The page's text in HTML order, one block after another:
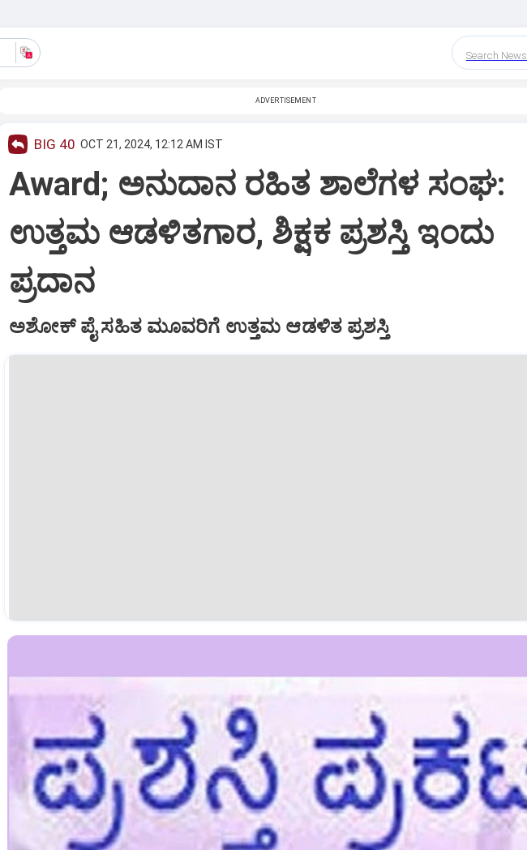
Search News
ADVERTISEMENT
BIG 40 OCT 21, 2024, 12:12 AM IST
Award; ಅನುದಾನ ರಹಿತ ಶಾಲೆಗಳ ಸಂಘ:
ಉತ್ತಮ ಆಡಳಿತಗಾರ, ಶಿಕ್ಷಕ ಪ್ರಶಸ್ತಿ ಇಂದು
ಪ್ರದಾನ
ಅಶೋಕ್‌ ಪೈ ಸಹಿತ ಮೂವರಿಗೆ ಉತ್ತಮ ಆಡಳಿತ ಪ್ರಶಸ್ತಿ